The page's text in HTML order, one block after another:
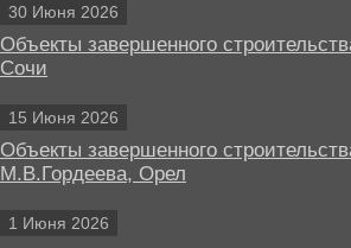
30 Июня 2026
Объекты завершенного
Сочи
15 Июня 2026
Объекты завершенного
М.В.Гордеева, Орел
1 Июня 2026